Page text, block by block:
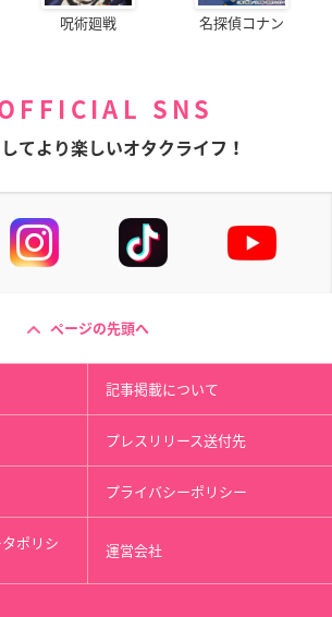
呪術廻戦 名探偵コナン
SNS
てより楽しいオタクライフ！
ページの先頭へ
記事掲載について
プレスリリース送付先
プライバシーポリシー
ポリシ 運営会社